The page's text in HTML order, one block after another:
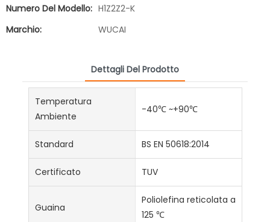
Numero Del Modello: H1Z2Z2-K
Marchio:
WUCAI
Dettagli Del Prodotto
Temperatura
Ambiente
-40℃ ~+90℃
Standard BS EN 50618:2014
Certificato TUV
Guaina
Poliolefina reticolata a
125 ℃